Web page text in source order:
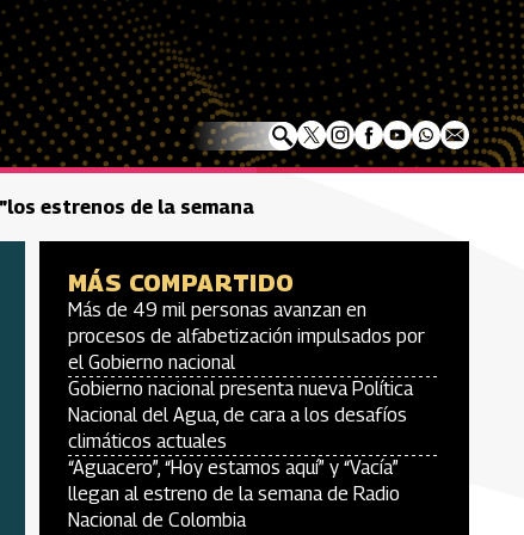
estrenos de la semana
MÁS COMPARTIDO
Más de 49 mil personas avanzan en
procesos de alfabetización impulsados por
el Gobierno nacional
Gobierno nacional presenta nueva Política
Nacional del Agua, de cara a los desafíos
climáticos actuales
“Aguacero”, “Hoy estamos aquí” y “Vacía”
llegan al estreno de la semana de Radio
Nacional de Colombia